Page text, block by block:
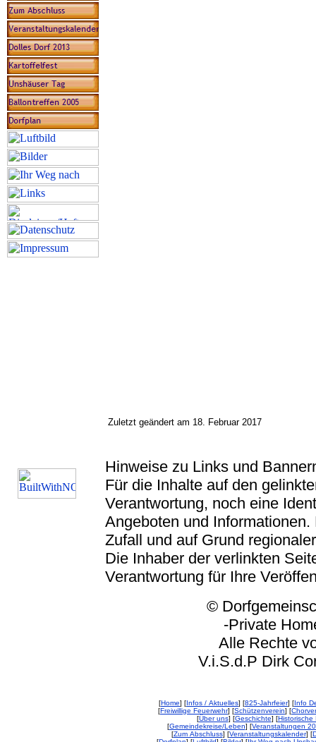
Zuletzt geändert am 18. Februar 2017
Hinweise zu Links und
Für die Inhalte auf den
Verantwortung, noch eine
Angeboten und
Zufall und auf Grund
Die Inhaber der verlinkten
Verantwortung für Ihre
© Dorfgemeinschaft
-Private
Alle Rechte
V.i.S.d.P Dirk
[Home] [Infos / Aktuelles] [825-Jahrfeier] [Info
[Freiwillige Feuerwehr] [Schützenverein] [
[Über uns] [Geschichte] [Historische
[Gemeindekreise/Leben] [Veranstaltungen
[Zum Abschluss] [Veranstaltungskalender] [